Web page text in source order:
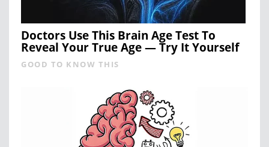
Doctors Use This Brain Age Test To
Reveal Your True Age — Try It Yourself
GOOD TO KNOW THIS